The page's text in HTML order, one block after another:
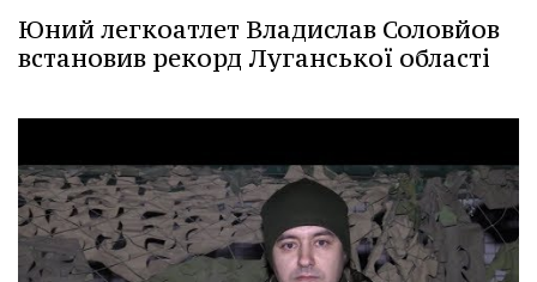
Юний легкоатлет Владислав Соловйов
встановив рекорд Луганської області